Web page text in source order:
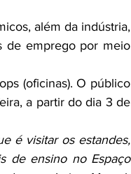
além da indústria,
de emprego por meio
(oficinas). O público
a partir do dia 3 de
é visitar os estandes,
de ensino no Espaço